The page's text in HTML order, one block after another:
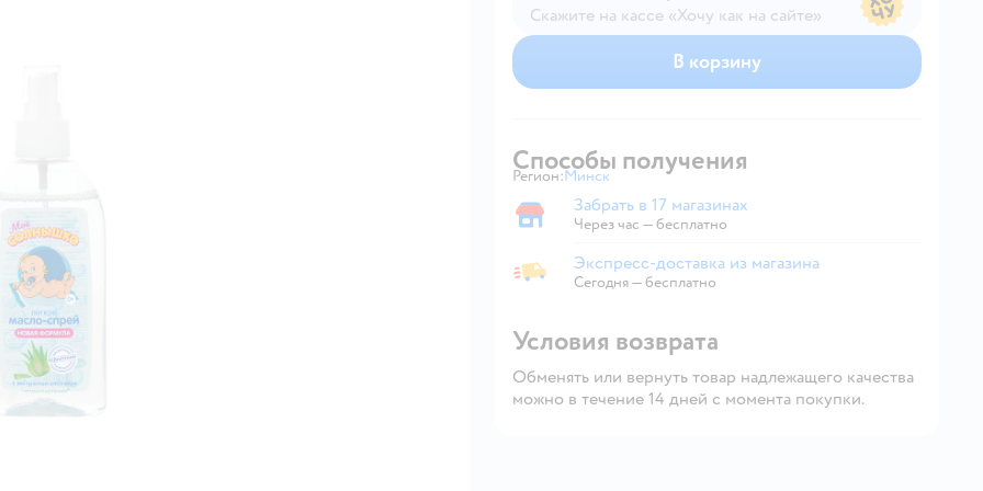
Скажите на кассе «Хочу как на сайте»
В магазине — по ценам сайта
В корзину
Способы получения
Регион: Выбор адреса доставки.
Минск
Забрать в магазине
Забрать в 17 магазинах
Через час — бесплатно
Экспресс-доставка из магазина
Экспресс-доставка из магазина
Сегодня—бесплатно
Условия возврата
Обменять или вернуть товар надлежащего качества
можно в течение 14 дней с момента покупки.